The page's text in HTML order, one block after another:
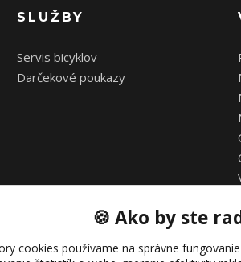
SLUŽBY
Servis bicyklov
Darčekové poukazy
🍪 Ako by ste
cookies používame na správne